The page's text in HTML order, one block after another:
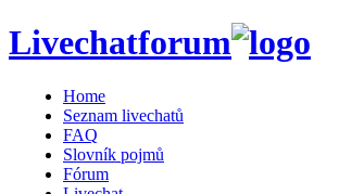
Livechatforum
Home
Seznam livechatů
FAQ
Slovník pojmů
Fórum